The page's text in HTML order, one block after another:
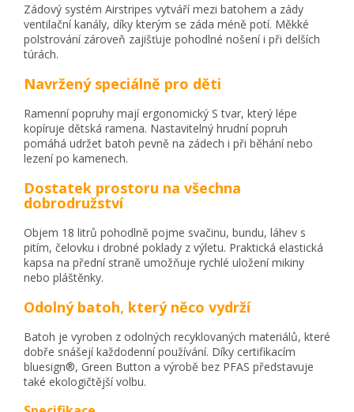
Zádový systém Airstripes vytváří mezi batohem a zády
ventilační kanály, díky kterým se záda méně potí. Měkké
polstrování zároveň zajišťuje pohodlné nošení i při delších
túrách.
Navržený speciálně pro děti
Ramenní popruhy mají ergonomický S tvar, který lépe
kopíruje dětská ramena. Nastavitelný hrudní popruh
pomáhá udržet batoh pevně na zádech i při běhání nebo
lezení po kamenech.
Dostatek prostoru na všechna
dobrodružství
Objem 18 litrů pohodlně pojme svačinu, bundu, láhev s
pitím, čelovku i drobné poklady z výletu. Praktická elastická
kapsa na přední straně umožňuje rychlé uložení mikiny
nebo pláštěnky.
Odolný batoh, který něco vydrží
Batoh je vyroben z odolných recyklovaných materiálů, které
dobře snášejí každodenní používání. Díky certifikacím
bluesign®, Green Button a výrobě bez PFAS představuje
také ekologičtější volbu.